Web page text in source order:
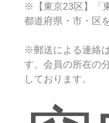
※【東京23区】「
都道府県・市・区
※郵送による連絡
す。会員の所在の
しております。